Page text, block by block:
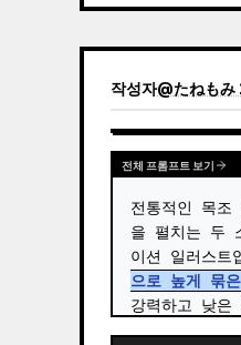
작성자@たねもみ 2.0 /
전체 프롬프트 보기
전통적인 목조
을 펼치는 두
이션 일러스트
으로 높게 묶
강력하고 낮은